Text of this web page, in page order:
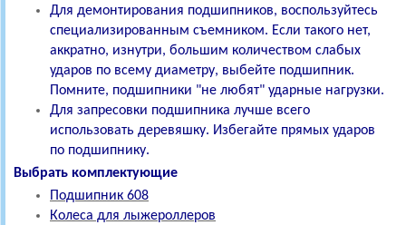
Для демонтирования подшипников, воспользуйтесь
специализированным съемником. Если такого нет,
аккратно, изнутри, большим количеством слабых
ударов по всему диаметру, выбейте подшипник.
Помните, подшипники "не любят" ударные нагрузки.
Для запресовки подшипника лучше всего
использовать деревяшку. Избегайте прямых ударов
по подшипнику.
Выбрать комплектующие
Подшипник 608
Колеса для лыжероллеров